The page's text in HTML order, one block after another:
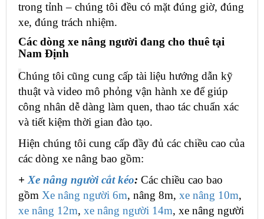
trong tỉnh – chúng tôi đều có mặt đúng giờ, đúng
xe, đúng trách nhiệm.
Các dòng xe nâng người đang cho thuê tại
Nam Định
Chúng tôi cũng cung cấp tài liệu hướng dẫn kỹ
thuật và video mô phỏng vận hành xe để giúp
công nhân dễ dàng làm quen, thao tác chuẩn xác
và tiết kiệm thời gian đào tạo.
Hiện chúng tôi cung cấp đầy đủ các chiều cao của
các dòng xe nâng bao gồm:
+Xe nâng người cắt kéo: Các chiều cao bao
gồm Xe nâng người 6m, nâng 8m, xe nâng 10m,
xe nâng 12m, xe nâng người 14m, xe nâng người